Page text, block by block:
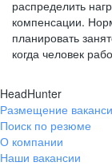
распределить
компенсации.
планировать
когда человек
HeadHunter
Размещение
Поиск по резюме
О компании
Наши вакансии